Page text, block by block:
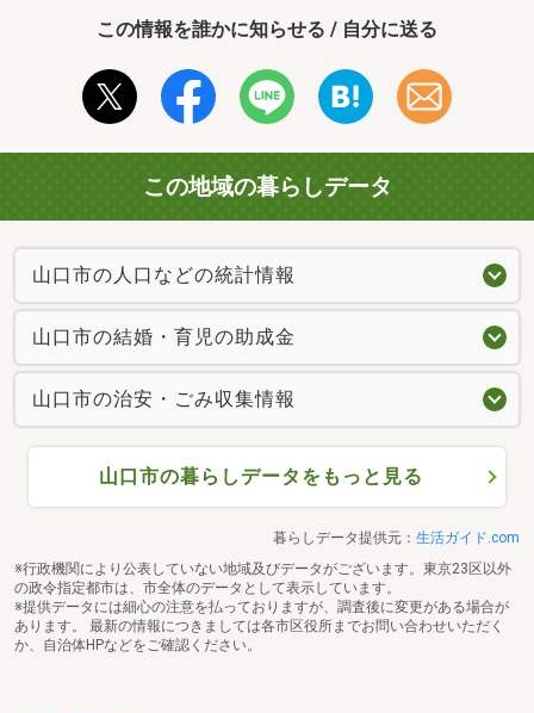
この情報を誰かに知らせる / 自分に送る
この地域の暮らしデータ
山口市の人口などの統計情報
山口市の結婚・育児の助成金
山口市の治安・ごみ収集情報
山口市の暮らしデータをもっと見る
暮らしデータ提供元： 生活ガイド.com
※行政機関により公表していない地域及びデータがございます。東京23区以外
の政令指定都市は、市全体のデータとして表示しています。
※提供データには細心の注意を払っておりますが、調査後に変更がある場合が
あります。 最新の情報につきましては各市区役所までお問い合わせいただく
か、自治体HPなどをご確認ください。